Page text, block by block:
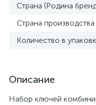
Страна (Родина
Страна производства
Количество в
Описание
Набор ключей